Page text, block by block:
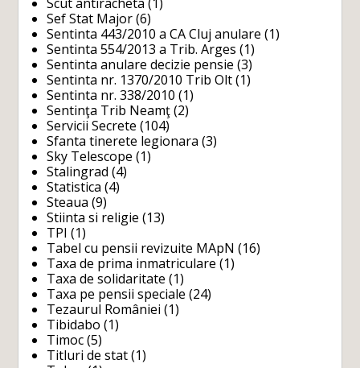
Sef Stat Major (6)
Sentinta 443/2010 a CA Cluj anulare (1)
Sentinta 554/2013 a Trib. Arges (1)
Sentinta anulare decizie pensie (3)
Sentinta nr. 1370/2010 Trib Olt (1)
Sentinta nr. 338/2010 (1)
Sentinţa Trib Neamţ (2)
Servicii Secrete (104)
Sfanta tinerete legionara (3)
Sky Telescope (1)
Stalingrad (4)
Statistica (4)
Steaua (9)
Stiinta si religie (13)
TPI (1)
Tabel cu pensii revizuite MApN (16)
Taxa de prima inmatriculare (1)
Taxa de solidaritate (1)
Taxa pe pensii speciale (24)
Tezaurul României (1)
Tibidabo (1)
Timoc (5)
Titluri de stat (1)